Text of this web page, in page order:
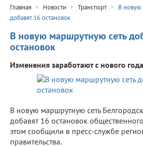
Главная Новости Транспорт
В новую
добавят 16 остановок
В новую маршрутную сеть
остановок
Изменения заработают с нового
В новую маршрутную сеть
добавят 16 остановок
этом сообщили в пресс-службе
правительства.